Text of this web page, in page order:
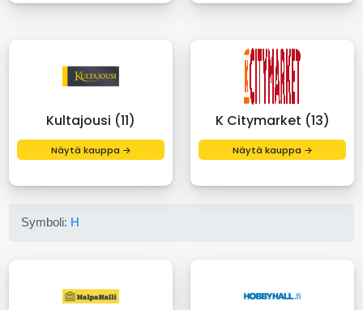
Kultajousi (11)
Näytä kauppa →
K Citymarket (13)
Näytä kauppa →
Symboli: H